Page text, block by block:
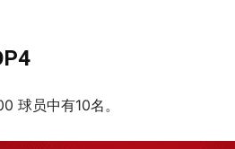
球员中有10名。